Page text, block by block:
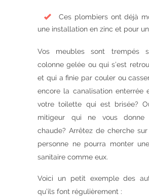
Ces plombiers ont déjà
une installation en zinc et pour
Vos meubles sont trempés
colonne gelée ou qui s’est
et qui a finie par couler ou
encore la canalisation enterrée
votre toilette qui est brisée?
mitigeur qui ne vous donne
chaude? Arrêtez de cherche
personne ne pourra monter
sanitaire comme eux.
Voici un petit exemple des
qu’ils font régulièrement :